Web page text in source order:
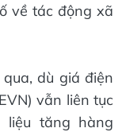
về tác động xã
dù giá điện
vẫn liên tục
liệu tăng hàng